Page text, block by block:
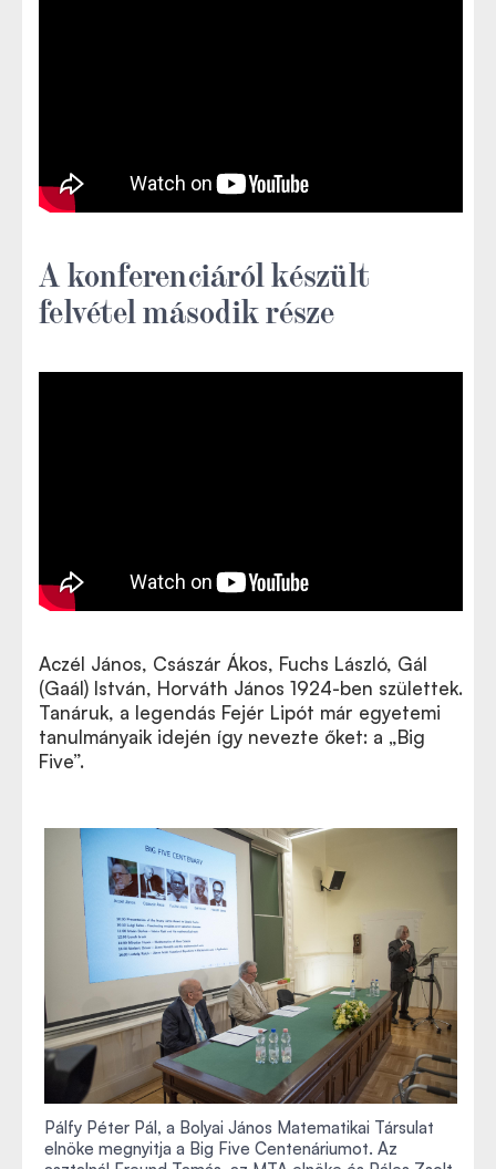
A konferenciáról készült
felvétel második része
Aczél János, Császár Ákos, Fuchs László, Gál
(Gaál) István, Horváth János 1924-ben születtek.
Tanáruk, a legendás Fejér Lipót már egyetemi
tanulmányaik idején így nevezte őket: a „Big
Five”.
Pálfy Péter Pál, a Bolyai János Matematikai Társulat
elnöke megnyitja a Big Five Centenáriumot. Az